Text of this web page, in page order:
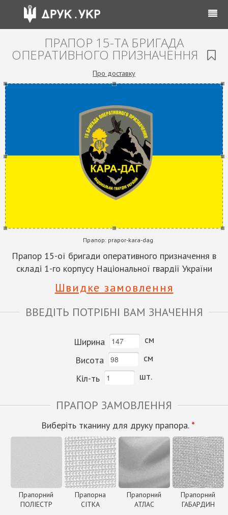
ПРАПОР 15-ТА БРИГАДА
ОПЕРАТИВНОГО ПРИЗНАЧЕННЯ
Про доставку
Прапор:prapor-kara-dag
Прапор 15-ої бригади оперативного призначення в
складі 1-го корпусу Національної гвардії України
Швидке замовлення
ВВЕДІТЬ ПОТРІБНІ ВАМ ЗНАЧЕННЯ
Ширина
см
Висота
см
Кіл-ть
шт.
ПРАПОР ЗАМОВЛЕННЯ
Виберіть тканину для друку прапора. *
Прапорний
ПОЛІЕСТР
Прапорна
СІТКА
Прапорний
АТЛАС
Прапорний
ГАБАРДИН